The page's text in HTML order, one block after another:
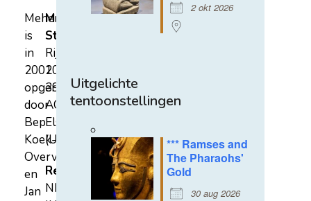
2 okt 2026
Uitgelichte
tentoonstellingen
*** Ramses and
The Pharaohs'
Gold
30 aug 2026
Mehen
is
in
2002
opgericht
door
Bep
Koek-
Overvest
en
Jan
Mehen
Studiecentrum
Rijksstraatweg
107A
3921
AC
Elst
(U)
Rekeningnummer
NL31